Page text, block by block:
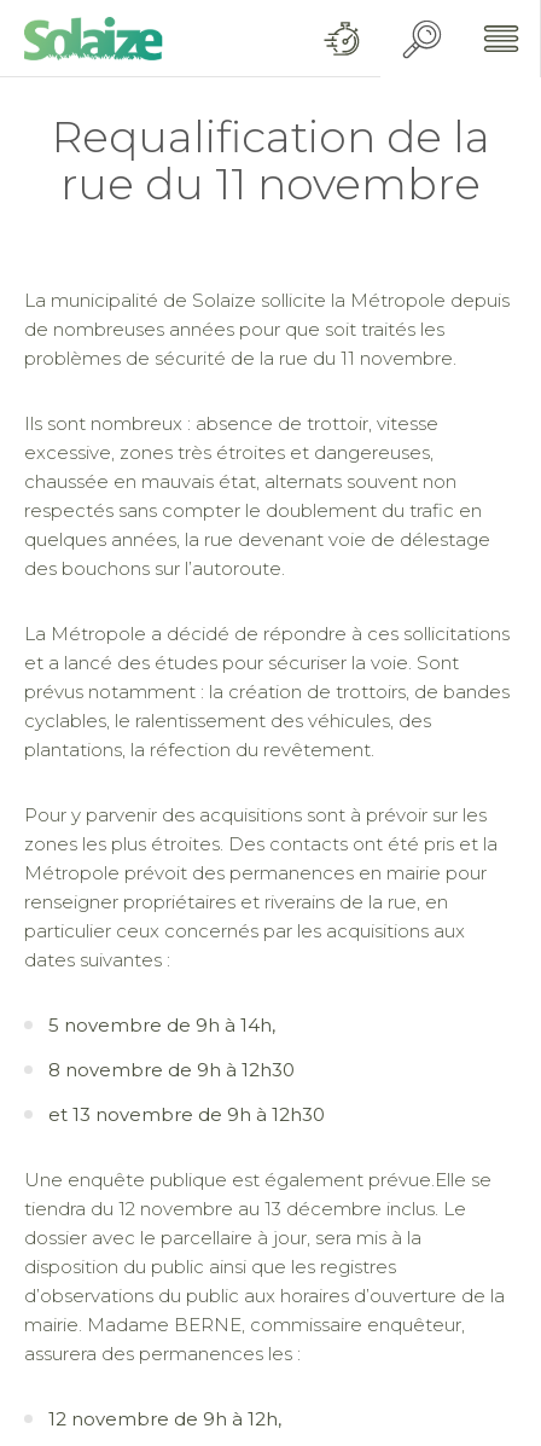
Requalification de la
rue du 11 novembre
La municipalité de Solaize sollicite la Métropole depuis
de nombreuses années pour que soit traités les
problèmes de sécurité de la rue du 11 novembre.
Ils sont nombreux : absence de trottoir, vitesse
excessive, zones très étroites et dangereuses,
chaussée en mauvais état, alternats souvent non
respectés sans compter le doublement du trafic en
quelques années, la rue devenant voie de délestage
des bouchons sur l’autoroute.
La Métropole a décidé de répondre à ces sollicitations
et a lancé des études pour sécuriser la voie. Sont
prévus notamment : la création de trottoirs, de bandes
cyclables, le ralentissement des véhicules, des
plantations, la réfection du revêtement.
Pour y parvenir des acquisitions sont à prévoir sur les
zones les plus étroites. Des contacts ont été pris et la
Métropole prévoit des permanences en mairie pour
renseigner propriétaires et riverains de la rue, en
particulier ceux concernés par les acquisitions aux
dates suivantes :
5 novembre de 9h à 14h,
8 novembre de 9h à 12h30
et 13 novembre de 9h à 12h30
Une enquête publique est également prévue.Elle se
tiendra du 12 novembre au 13 décembre inclus. Le
dossier avec le parcellaire à jour, sera mis à la
disposition du public ainsi que les registres
d’observations du public aux horaires d’ouverture de la
mairie. Madame BERNE, commissaire enquêteur,
assurera des permanences les :
12 novembre de 9h à 12h,